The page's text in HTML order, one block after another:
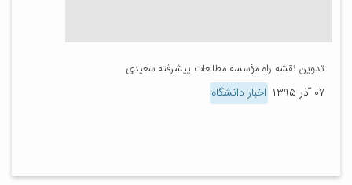
تدوین نقشه راه مؤسسه مطالعات پیشرفته سعیدی​
۰۷ آذر ۱۳۹۵ اخبار دانشگاه